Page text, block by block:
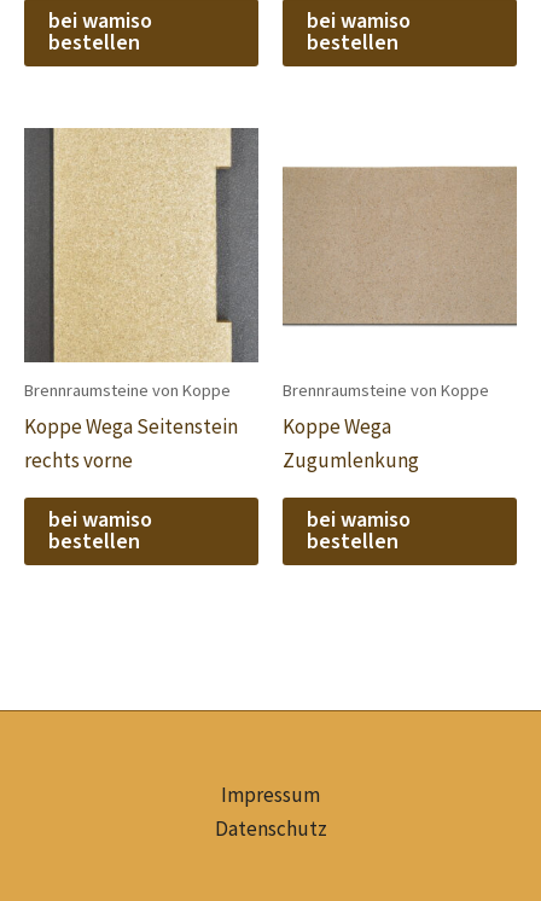
bei wamiso
bestellen
bei wamiso
bestellen
Brennraumsteine von Koppe
Koppe Wega Seitenstein
rechts vorne
bei wamiso
bestellen
Brennraumsteine von Koppe
Koppe Wega
Zugumlenkung
bei wamiso
bestellen
Impressum
Datenschutz